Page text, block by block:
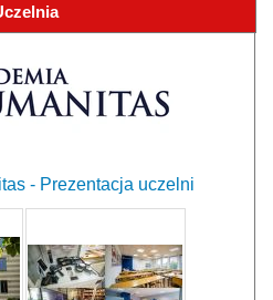
- Prezentacja uczelni